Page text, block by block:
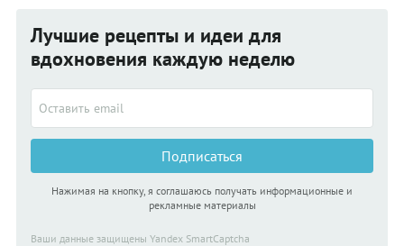
Лучшие рецепты и идеи для
вдохновения каждую неделю
Подписаться
Нажимая на кнопку, я соглашаюсь получать информационные и
рекламные материалы
Ваши данные защищены Yandex SmartCaptcha